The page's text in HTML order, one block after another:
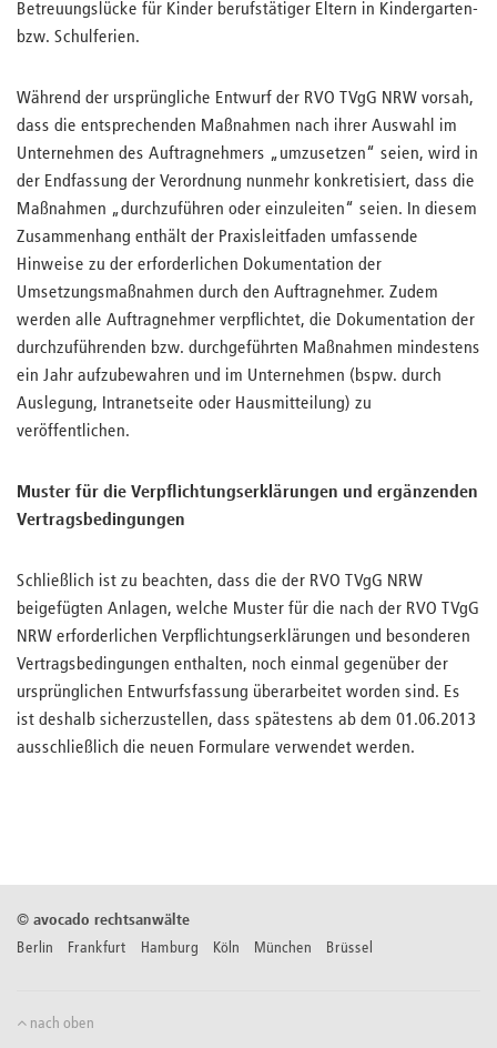
Betreuungslücke für Kinder berufstätiger Eltern in Kindergarten-
bzw. Schulferien.
Während der ursprüngliche Entwurf der RVO TVgG NRW vorsah,
dass die entsprechenden Maßnahmen nach ihrer Auswahl im
Unternehmen des Auftragnehmers „umzusetzen“ seien, wird in
der Endfassung der Verordnung nunmehr konkretisiert, dass die
Maßnahmen „durchzuführen oder einzuleiten“ seien. In diesem
Zusammenhang enthält der Praxisleitfaden umfassende
Hinweise zu der erforderlichen Dokumentation der
Umsetzungsmaßnahmen durch den Auftragnehmer. Zudem
werden alle Auftragnehmer verpflichtet, die Dokumentation der
durchzuführenden bzw. durchgeführten Maßnahmen mindestens
ein Jahr aufzubewahren und im Unternehmen (bspw. durch
Auslegung, Intranetseite oder Hausmitteilung) zu
veröffentlichen.
Muster für die Verpflichtungserklärungen und ergänzenden
Vertragsbedingungen
Schließlich ist zu beachten, dass die der RVO TVgG NRW
beigefügten Anlagen, welche Muster für die nach der RVO TVgG
NRW erforderlichen Verpflichtungserklärungen und besonderen
Vertragsbedingungen enthalten, noch einmal gegenüber der
ursprünglichen Entwurfsfassung überarbeitet worden sind. Es
ist deshalb sicherzustellen, dass spätestens ab dem 01.06.2013
ausschließlich die neuen Formulare verwendet werden.
© avocado rechtsanwälte
Berlin Frankfurt Hamburg Köln München Brüssel
nach oben